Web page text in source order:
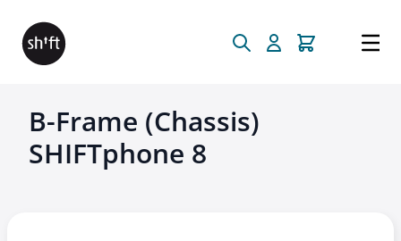
B-Frame (Chassis)
SHIFTphone 8